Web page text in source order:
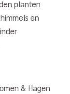
planten
en
& Hagen